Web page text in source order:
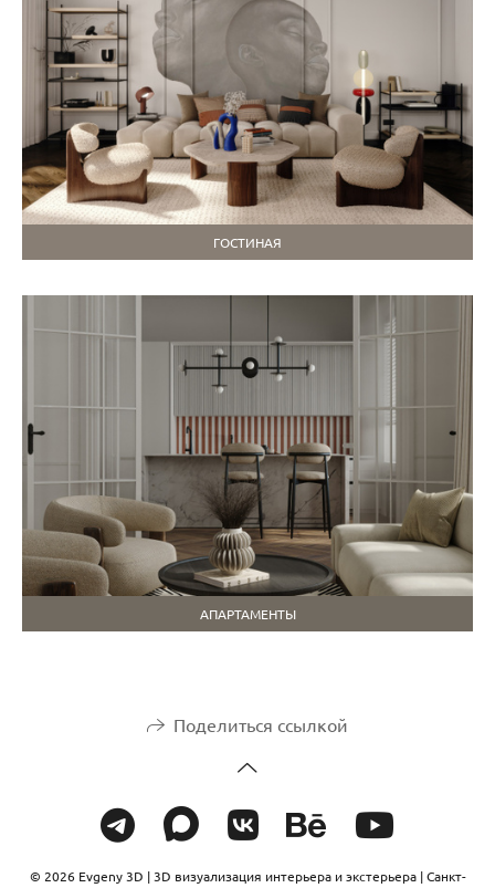
ГОСТИНАЯ
АПАРТАМЕНТЫ
Поделиться ссылкой
© 2026 Evgeny 3D | 3D визуализация интерьера и экстерьера | Санкт-